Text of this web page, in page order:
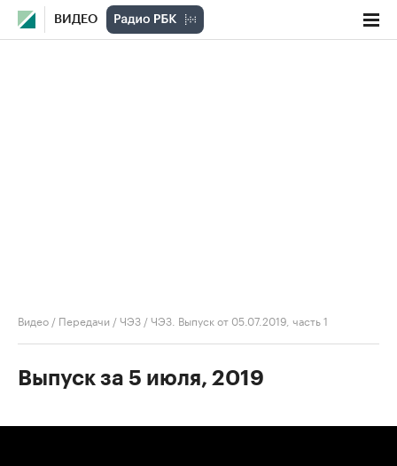
ВИДЕО
Видео / Передачи /ЧЭЗ /ЧЭЗ. Выпуск от 05.07.2019, часть 1
Выпуск за 5 июля, 2019